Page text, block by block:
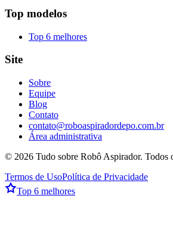
Top modelos
Top 6 melhores
Site
Sobre
Equipe
Blog
Contato
contato@roboaspiradordepo.com.br
Área administrativa
© 2026 Tudo sobre Robô Aspirador. Todos
Termos de UsoPolítica de Privacidade
Top 6 melhores